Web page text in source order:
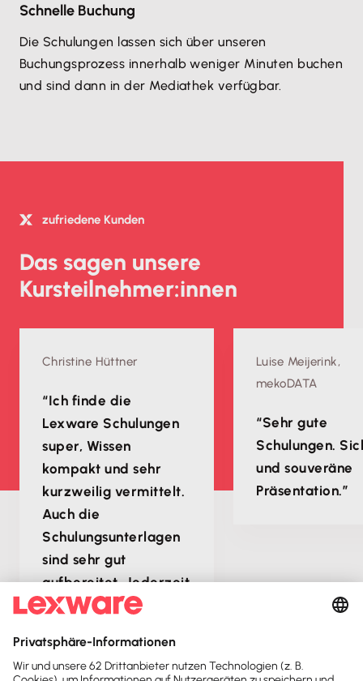
Schnelle Buchung
Die Schulungen lassen sich über unseren
Buchungsprozess innerhalb weniger Minuten buchen
und sind dann in der Mediathek verfügbar.
zufriedene Kunden
Das sagen unsere
Kursteilnehmer:innen
Christine Hüttner
“Ich finde die
Lexware Schulungen
super, Wissen
kompakt und sehr
kurzweilig vermittelt.
Auch die
Schulungsunterlagen
sind sehr gut
aufbereitet. Jederzeit
gerne wieder!”
Luise Meijerink,
mekoDATA
“Sehr gute
Schulungen.
und souveräne
Präsentation.”